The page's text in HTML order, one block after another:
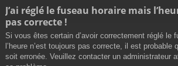
J’ai réglé le fuseau horaire mais
pas correcte !
Si vous êtes certain d’avoir correctement réglé le
l’heure n’est toujours pas correcte, il est probable
soit erronée. Veuillez contacter un administrateur